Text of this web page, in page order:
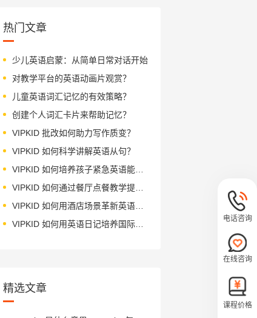
热门文章
少儿英语启蒙：从简单日常对话开始
对教学平台的英语动画片观赏？
儿童英语词汇记忆的有效策略？
创建个人词汇卡片来帮助记忆？
VIPKID 批改如何助力写作质变？
VIPKID 如何科学讲解英语从句？
VIPKID 如何培养孩子紧急英语能力？
VIPKID 如何通过餐厅点餐教学提升少儿英语应用能力？
VIPKID 如何用酒店场景革新英语教学？
VIPKID 如何用英语日记培养国际化人才？
精选文章
电话咨询
在线咨询
课程价格